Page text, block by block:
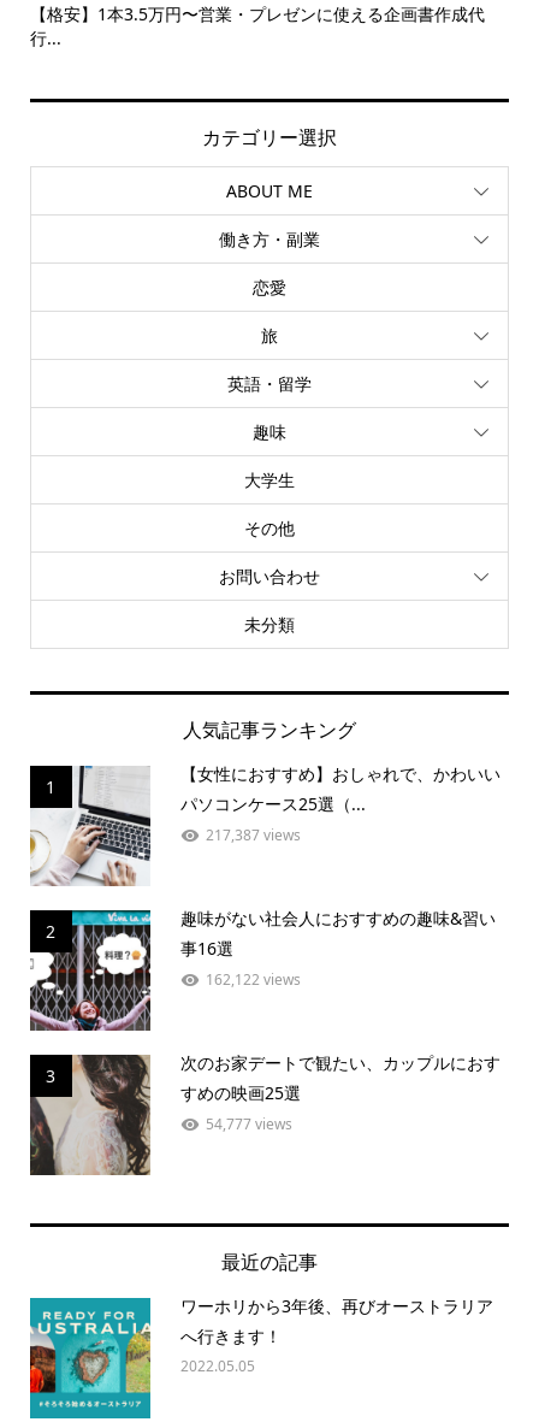
【サービス一覧】広報・企画・デザインの単発依頼からトータ
ルサ...
カテゴリー選択
ABOUT ME
働き方・副業
恋愛
旅
英語・留学
趣味
大学生
その他
お問い合わせ
未分類
人気記事ランキング
1
【女性におすすめ】おしゃれで、かわいい
パソコンケース25選（...
217,387 views
2
趣味がない社会人におすすめの趣味&習い
事16選
162,122 views
3
次のお家デートで観たい、カップルにおす
すめの映画25選
54,777 views
最近の記事
ワーホリから3年後、再びオーストラリア
へ行きます！
2022.05.05